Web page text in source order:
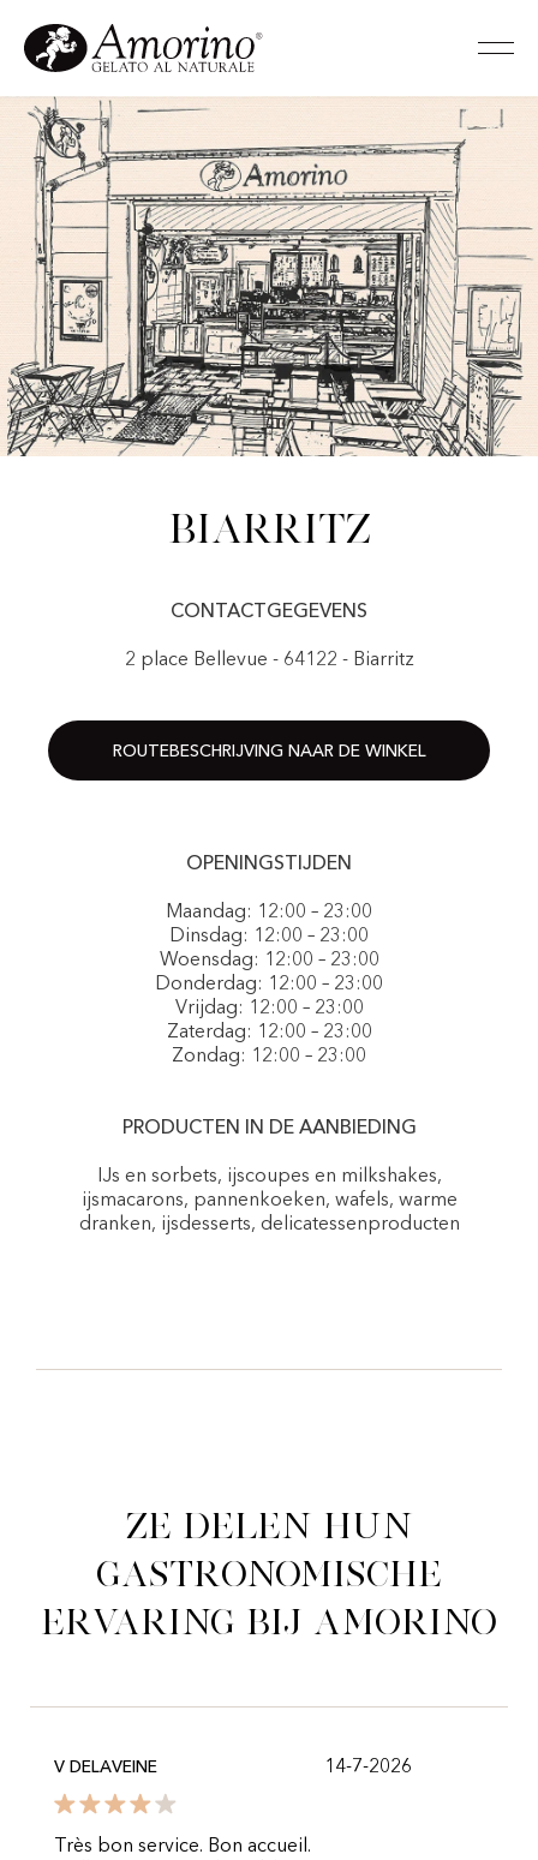
Biarritz
CONTACTGEGEVENS
2 place Bellevue - 64122 - Biarritz
ROUTEBESCHRIJVING NAAR DE WINKEL
OPENINGSTIJDEN
Maandag: 12:00 – 23:00
Dinsdag: 12:00 – 23:00
Woensdag: 12:00 – 23:00
Donderdag: 12:00 – 23:00
Vrijdag: 12:00 – 23:00
Zaterdag: 12:00 – 23:00
Zondag: 12:00 – 23:00
PRODUCTEN IN DE AANBIEDING
IJs en sorbets, ijscoupes en milkshakes,
ijsmacarons, pannenkoeken, wafels, warme
dranken, ijsdesserts, delicatessenproducten
Ze delen hun
gastronomische
ervaring bij Amorino
V DELAVEINE 14-7-2026
Très bon service. Bon accueil.